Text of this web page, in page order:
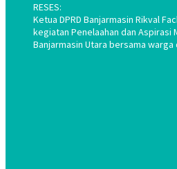
RESES:
Ketua DPRD Banjarmasin Rikval
kegiatan Penelaahan dan Aspirasi
Banjarmasin Utara bersama warga